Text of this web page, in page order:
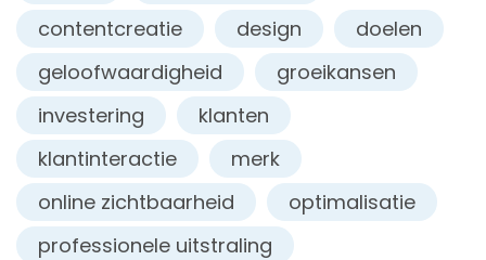
contentcreatie
design
doelen
geloofwaardigheid
groeikansen
investering
klanten
klantinteractie
merk
online zichtbaarheid
optimalisatie
professionele uitstraling